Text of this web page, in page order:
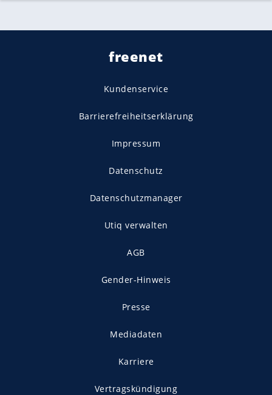
freenet
Kundenservice
Barrierefreiheitserklärung
Impressum
Datenschutz
Datenschutzmanager
Utiq verwalten
AGB
Gender-Hinweis
Presse
Mediadaten
Karriere
Vertragskündigung